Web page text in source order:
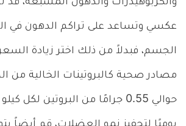
عكسي وتساعد على تراكم الدهون في
الجسم، فبدلاً من ذلك اختر زيادة
مصادر صحية كالبروتينات الخالية من
حوالي 0.55 جرامًا من البروتين